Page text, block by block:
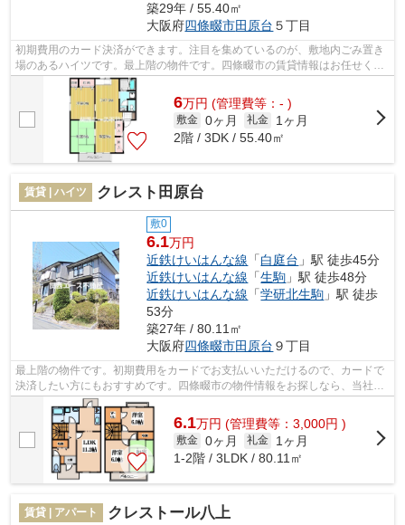
築29年 / 55.40㎡
大阪府四條畷市田原台 ５丁目
初期費用のカード決済ができます。注目を集めているのが、敷地内ごみ置き
場のあるハイツです。最上階の物件です。四條畷市の賃貸情報はお任せくだ
さい。お仕事でお忙しい方にも、メー...
6万円 (管理費等：- )
敷金 0ヶ月 礼金
1ヶ月
2階 / 3DK / 55.40㎡
賃貸 | ハイツ クレスト田原台
敷0
6.1万円
近鉄けいはんな線 「白庭台 」駅 徒歩45分
近鉄けいはんな線 「生駒 」駅 徒歩48分
近鉄けいはんな線 「学研北生駒 」駅 徒歩
53分
築27年 / 80.11㎡
大阪府四條畷市田原台 ９丁目
最上階の物件です。初期費用をカードでお支払いいただけるので、カードで
決済したい方にもおすすめです。四條畷市の物件情報をお探しなら、当社に
お任せ下さい。当物件以外にも様々な...
6.1万円 (管理費等：3,000円 )
敷金 0ヶ月 礼金
1ヶ月
1-2階 / 3LDK / 80.11㎡
賃貸 | アパート クレストール八上